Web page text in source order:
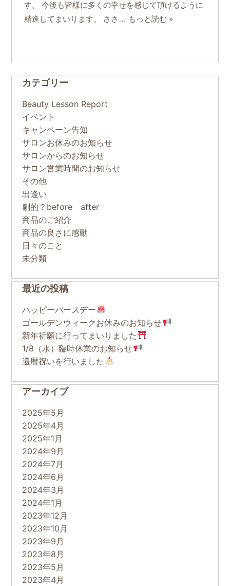
す。 今後も皆様に多くの幸せを感じて頂けるように
精進してまいります。 ささ… もっと読む »
カテゴリー
Beauty Lesson Report
イベント
キャンペーン告知
サロンお休みのお知らせ
サロンからのお知らせ
サロン営業時間のお知らせ
その他
出逢い
劇的？before after
商品のご紹介
商品の良さに感動
日々のこと
未分類
最近の投稿
ハッピーバースデー
ゴールデンウィークお休みのお知らせ
新年祈願に行ってまいりました
1/8（水）臨時休業のお知らせ
還暦祝いを行いました
アーカイブ
2025年5月
2025年4月
2025年1月
2024年9月
2024年7月
2024年6月
2024年3月
2024年1月
2023年12月
2023年10月
2023年9月
2023年8月
2023年5月
2023年4月